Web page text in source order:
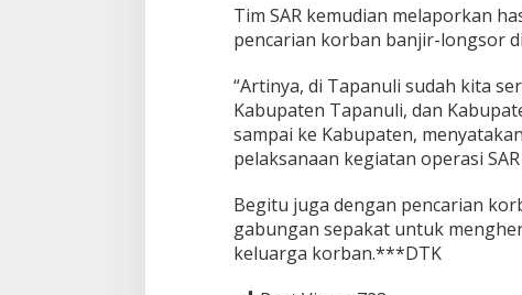
h
a
Tim SAR kemudian melaporkan
pencarian korban banjir-longsor
“Artinya, di Tapanuli sudah kita
Kabupaten Tapanuli, dan
sampai ke Kabupaten,
pelaksanaan kegiatan operasi
Begitu juga dengan pencarian
gabungan sepakat untuk
keluarga korban.***DTK